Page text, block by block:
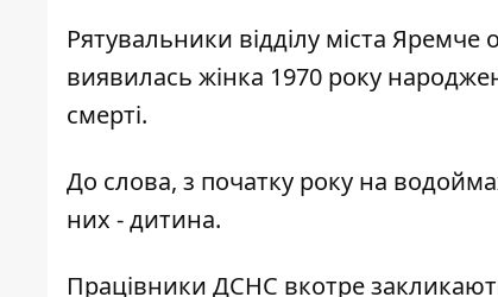
Рятувальники відділу міста
виявилась жінка 1970 року
смерті.
До слова, з початку року на
них - дитина.
Працівники ДСНС вкотре